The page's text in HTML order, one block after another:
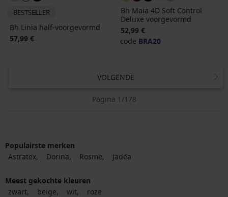
BESTSELLER
Bh Linia half-voorgevormd
57,99 €
Bh Maia 4D Soft Control
Deluxe voorgevormd
52,99 €
code BRA20
VOLGENDE
Pagina 1/178
Populairste merken
Astratex
Dorina Rosme Jadea
Meest gekochte kleuren
zwart
beige wit roze